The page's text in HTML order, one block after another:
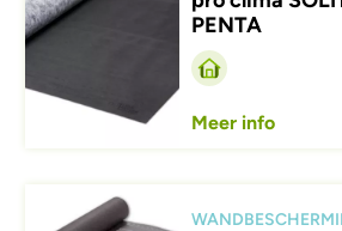
PENTA
Meer info
Afbeelding